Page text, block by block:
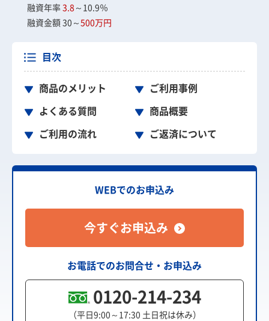
融資年率 3.8 ～10.9％
融資金額 30～ 500万円
目次
商品のメリット
ご利用事例
よくある質問
商品概要
ご利用の流れ
ご返済について
WEBでのお申込み
今すぐお申込み
お電話でのお問合せ・お申込み
0120-214-234
（平日9:00～17:30 土日祝は休み）